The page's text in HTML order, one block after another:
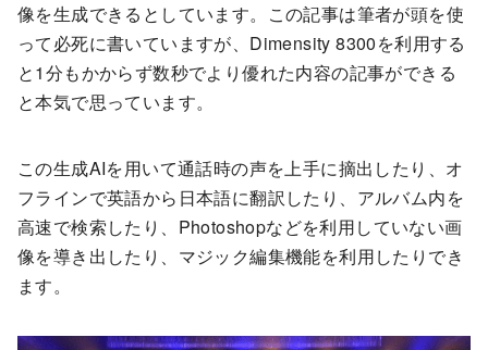
像を生成できるとしています。この記事は筆者が頭を使
って必死に書いていますが、Dimensity 8300を利用する
と1分もかからず数秒でより優れた内容の記事ができる
と本気で思っています。
この生成AIを用いて通話時の声を上手に摘出したり、オ
フラインで英語から日本語に翻訳したり、アルバム内を
高速で検索したり、Photoshopなどを利用していない画
像を導き出したり、マジック編集機能を利用したりでき
ます。